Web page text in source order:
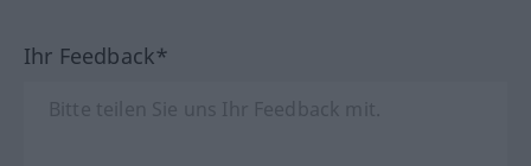
Ihr Feedback*